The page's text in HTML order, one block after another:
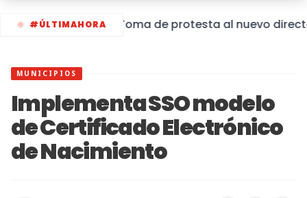
#ÚLTIMAHORA Toma de protesta al nuevo
MUNICIPIOS
Implementa SSO modelo
de Certificado Electrónico
de Nacimiento